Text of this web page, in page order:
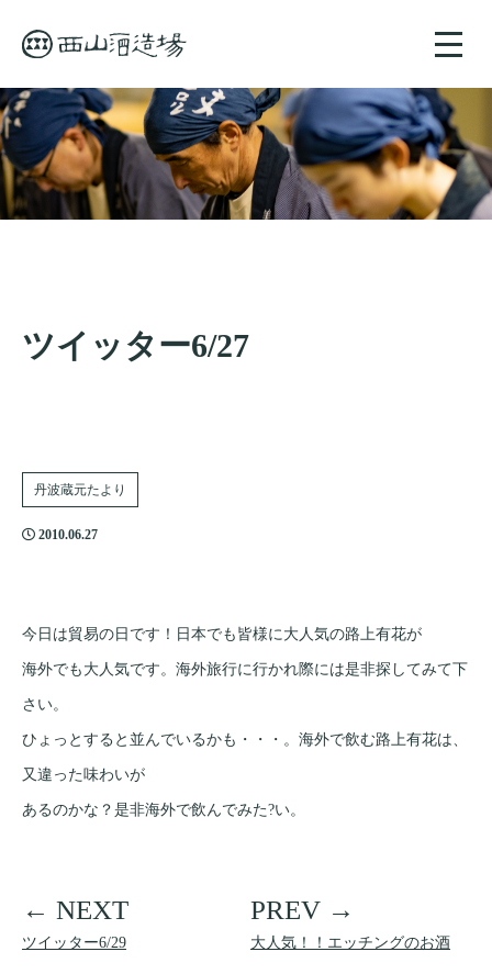
toggle
ツイッター6/27
丹波蔵元たより
2010.06.27
今日は貿易の日です！日本でも皆様に大人気の路上有花が
海外でも大人気です。海外旅行に行かれ際には是非探してみて下
さい。
ひょっとすると並んでいるかも・・・。海外で飲む路上有花は、
又違った味わいが
あるのかな？是非海外で飲んでみた?い。
ツイッター6/29 大人気！！エッチングのお酒